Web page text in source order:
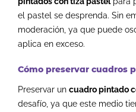
el pastel se desprenda. Sin
moderación, ya que puede
aplica en exceso.
Cómo preservar cuadros
Preservar un cuadro pintado
desafío, ya que este medio